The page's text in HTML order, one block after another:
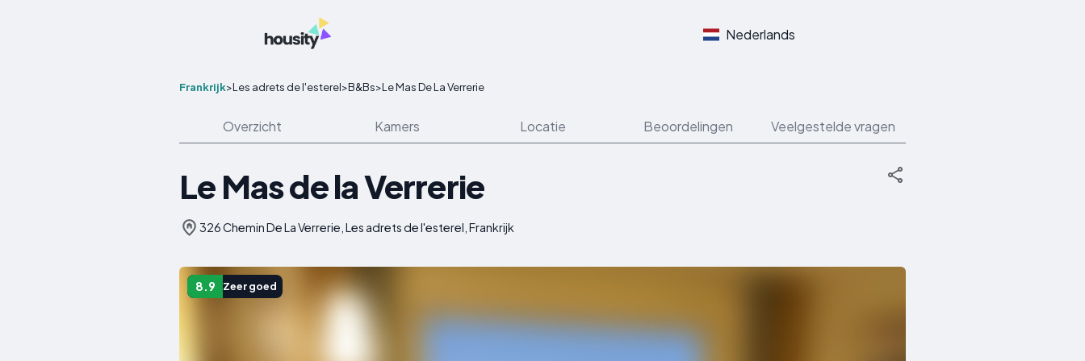
Nederlands
Frankrijk>Les adrets de l'esterel>B&Bs>Le Mas De La Verrerie
Overzicht Kamers Locatie Beoordelingen Veelgestelde vragen
Le Mas de la Verrerie
326 Chemin De La Verrerie, Les adrets de l'esterel, Frankrijk
8.9 Zeer goed